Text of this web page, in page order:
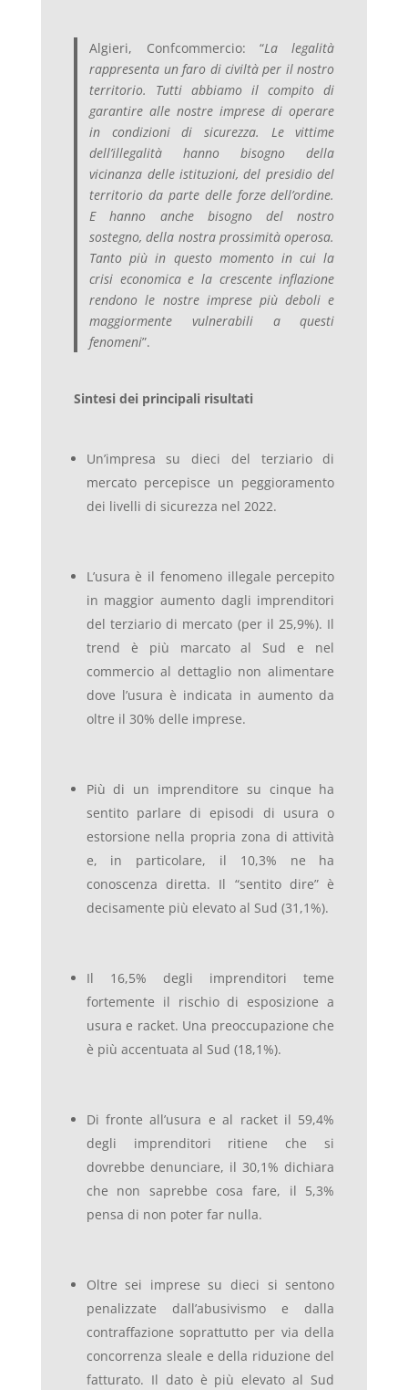
Algieri, Confcommercio: “La legalità
rappresenta un faro di civiltà per il nostro
territorio. Tutti abbiamo il compito di
garantire alle nostre imprese di operare
in condizioni di sicurezza. Le vittime
dell’illegalità hanno bisogno della
vicinanza delle istituzioni, del presidio del
territorio da parte delle forze dell’ordine.
E hanno anche bisogno del nostro
sostegno, della nostra prossimità operosa.
Tanto più in questo momento in cui la
crisi economica e la crescente inflazione
rendono le nostre imprese più deboli e
maggiormente vulnerabili a questi
fenomeni”.
Sintesi dei principali risultati
Un’impresa su dieci del terziario di
mercato percepisce un peggioramento
dei livelli di sicurezza nel 2022.
L’usura è il fenomeno illegale percepito
in maggior aumento dagli imprenditori
del terziario di mercato (per il 25,9%). Il
trend è più marcato al Sud e nel
commercio al dettaglio non alimentare
dove l’usura è indicata in aumento da
oltre il 30% delle imprese.
Più di un imprenditore su cinque ha
sentito parlare di episodi di usura o
estorsione nella propria zona di attività
e, in particolare, il 10,3% ne ha
conoscenza diretta. Il “sentito dire” è
decisamente più elevato al Sud (31,1%).
Il 16,5% degli imprenditori teme
fortemente il rischio di esposizione a
usura e racket. Una preoccupazione che
è più accentuata al Sud (18,1%).
Di fronte all’usura e al racket il 59,4%
degli imprenditori ritiene che si
dovrebbe denunciare, il 30,1% dichiara
che non saprebbe cosa fare, il 5,3%
pensa di non poter far nulla.
Oltre sei imprese su dieci si sentono
penalizzate dall’abusivismo e dalla
contraffazione soprattutto per via della
concorrenza sleale e della riduzione del
fatturato. Il dato è più elevato al Sud